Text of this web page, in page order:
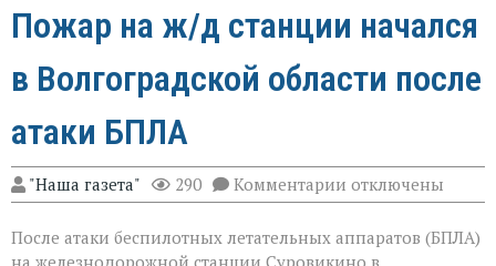
Пожар на ж/д станции начался
в Волгоградской области после
атаки БПЛА
"Наша газета" 290 Комментарии к
записи
на
ж/
отключены
После атаки беспилотных летательных аппаратов (БПЛА)
на железнодорожной станции Суровикино в